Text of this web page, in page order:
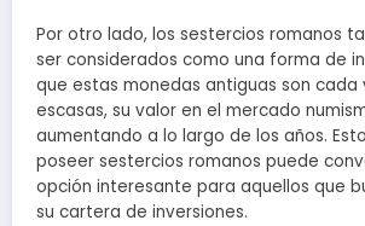
Por otro lado, los sestercios romanos
ser considerados como una forma de
que estas monedas antiguas son cada
escasas, su valor en el mercado
aumentando a lo largo de los años.
poseer sestercios romanos puede
opción interesante para aquellos que
su cartera de inversiones.